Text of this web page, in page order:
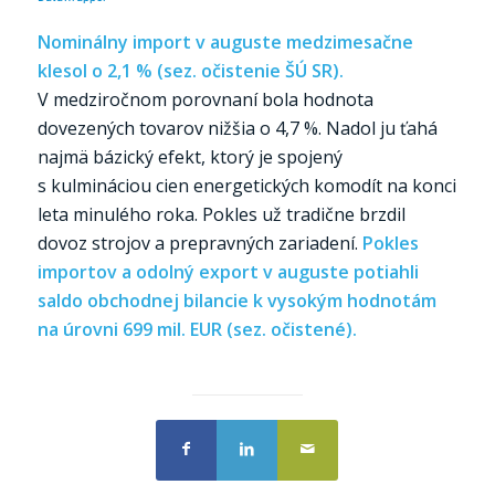
Nominálny import v auguste medzimesačne
klesol o 2,1 % (sez. očistenie ŠÚ SR).
V medziročnom porovnaní bola hodnota
dovezených tovarov nižšia o 4,7 %. Nadol ju ťahá
najmä bázický efekt, ktorý je spojený
s kulmináciou cien energetických komodít na konci
leta minulého roka. Pokles už tradične brzdil
dovoz strojov a prepravných zariadení. Pokles
importov a odolný export v auguste potiahli
saldo obchodnej bilancie k vysokým hodnotám
na úrovni 699 mil. EUR (sez. očistené).